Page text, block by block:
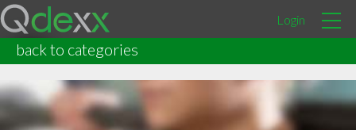
Login
back to categories